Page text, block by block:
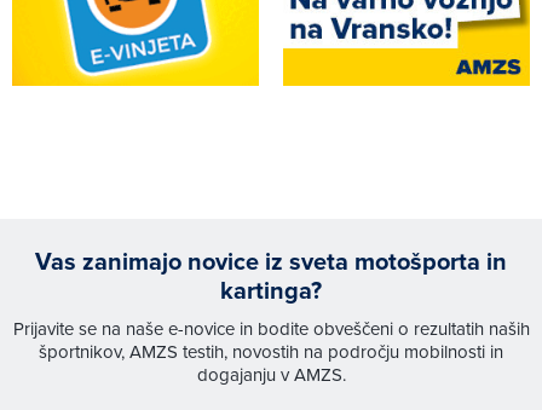
Vas zanimajo novice iz sveta motošporta in
kartinga?
Prijavite se na naše e-novice in bodite obveščeni o rezultatih naših
športnikov, AMZS testih, novostih na področju mobilnosti in
dogajanju v AMZS.